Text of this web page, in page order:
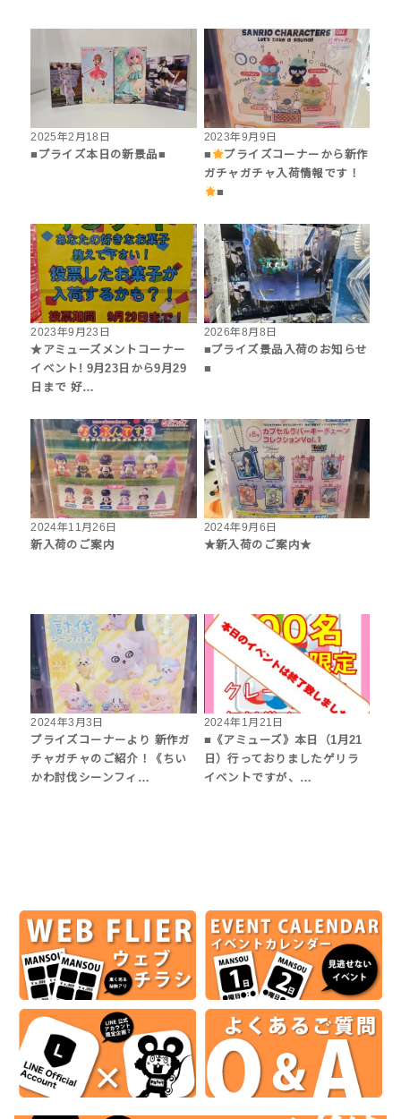
2025年2月18日
■プライズ本日の新景品■
2023年9月9日
■
プライズコーナーから新作
ガチャガチャ入荷情報です！
■
2023年9月23日
★アミューズメントコーナー
イベント! 9月23日から9月29
日まで 好…
2026年8月8日
■プライズ景品入荷のお知らせ
■
2024年11月26日
新入荷のご案内
2024年9月6日
★新入荷のご案内★
2024年3月3日
プライズコーナーより 新作ガ
チャガチャのご紹介！《ちい
かわ討伐シーンフィ…
2024年1月21日
■《アミューズ》本日（1月21
日）行っておりましたゲリラ
イベントですが、…